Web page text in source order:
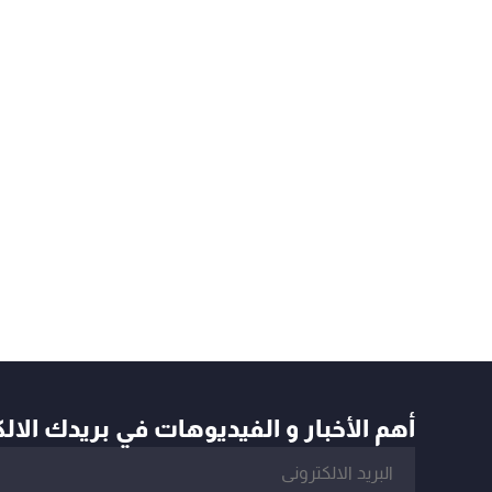
أهم الأخبار و الفيديوهات في بريدك